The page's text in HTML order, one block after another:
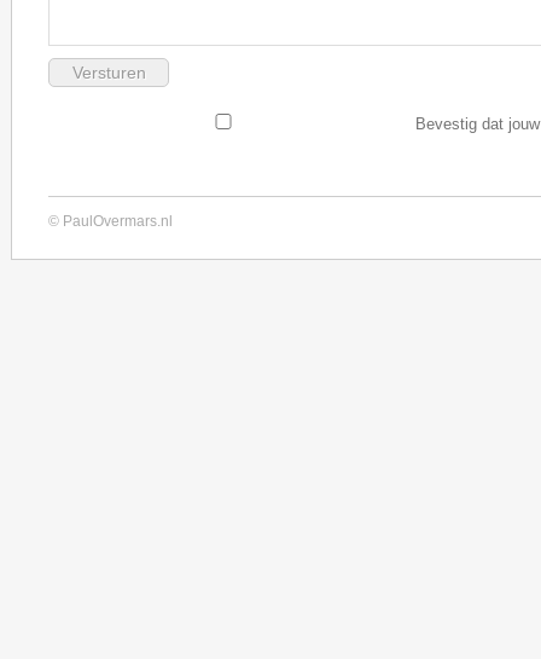
Bevestig dat
© PaulOvermars.nl